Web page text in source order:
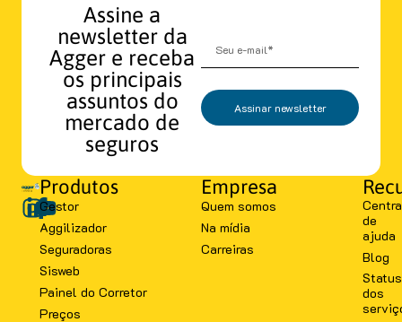
Assine a
newsletter da
Agger e receba
os principais
assuntos do
mercado de
seguros
Assinar newsletter
Produtos
Gestor
Aggilizador
Seguradoras
Sisweb
Painel do Corretor
Preços
Empresa
Quem somos
Na mídia
Carreiras
de
ajuda
Blog
Status
dos